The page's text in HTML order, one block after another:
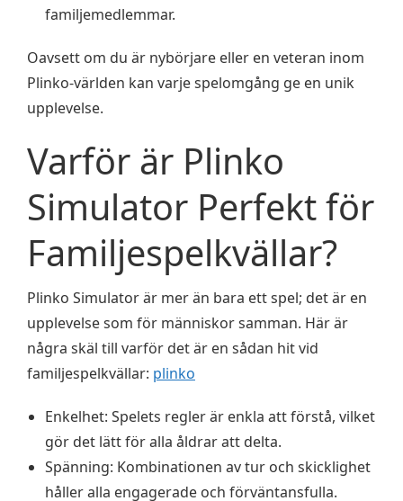
familjemedlemmar.
Oavsett om du är nybörjare eller en veteran inom
Plinko-världen kan varje spelomgång ge en unik
upplevelse.
Varför är Plinko
Simulator Perfekt för
Familjespelkvällar?
Plinko Simulator är mer än bara ett spel; det är en
upplevelse som för människor samman. Här är
några skäl till varför det är en sådan hit vid
familjespelkvällar: plinko
Enkelhet: Spelets regler är enkla att förstå, vilket
gör det lätt för alla åldrar att delta.
Spänning: Kombinationen av tur och skicklighet
håller alla engagerade och förväntansfulla.